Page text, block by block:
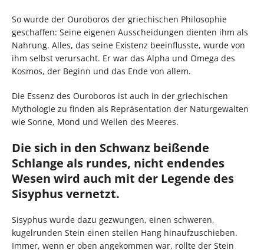
So wurde der Ouroboros der griechischen Philosophie
geschaffen: Seine eigenen Ausscheidungen dienten ihm als
Nahrung. Alles, das seine Existenz beeinflusste, wurde von
ihm selbst verursacht. Er war das Alpha und Omega des
Kosmos, der Beginn und das Ende von allem.
Die Essenz des Ouroboros ist auch in der griechischen
Mythologie zu finden als Repräsentation der Naturgewalten
wie Sonne, Mond und Wellen des Meeres.
Die sich in den Schwanz beißende
Schlange als rundes, nicht endendes
Wesen wird auch mit der Legende des
Sisyphus vernetzt.
Sisyphus wurde dazu gezwungen, einen schweren,
kugelrunden Stein einen steilen Hang hinaufzuschieben.
Immer, wenn er oben angekommen war, rollte der Stein